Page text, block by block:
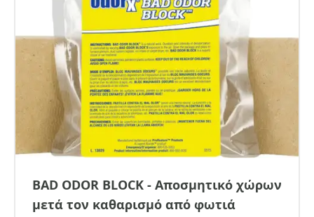
BAD ODOR BLOCK - Αποσμητικό χώρων
μετά τον καθαρισμό από φωτιά